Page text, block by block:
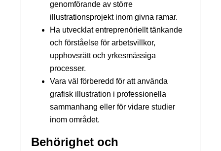
genomförande av större
illustrationsprojekt inom givna ramar.
Ha utvecklat entreprenöriellt tänkande
och förståelse för arbetsvillkor,
upphovsrätt och yrkesmässiga
processer.
Vara väl förberedd för att använda
grafisk illustration i professionella
sammanhang eller för vidare studier
inom området.
Behörighet och